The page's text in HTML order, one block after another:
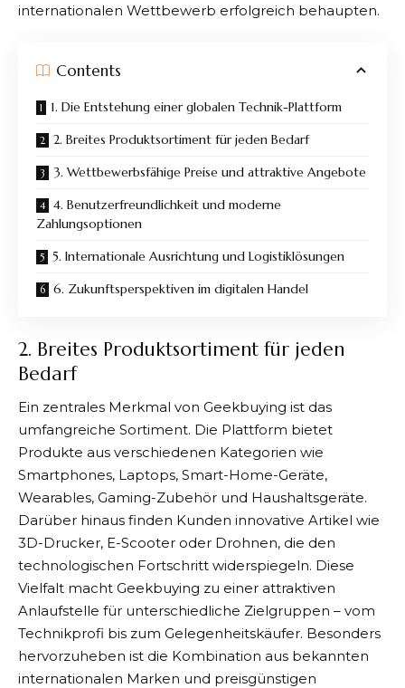
internationalen Wettbewerb erfolgreich behaupten.
Contents
1. Die Entstehung einer globalen Technik-Plattform
2. Breites Produktsortiment für jeden Bedarf
3. Wettbewerbsfähige Preise und attraktive Angebote
4. Benutzerfreundlichkeit und moderne
Zahlungsoptionen
5. Internationale Ausrichtung und Logistiklösungen
6. Zukunftsperspektiven im digitalen Handel
2. Breites Produktsortiment für jeden
Bedarf
Ein zentrales Merkmal von Geekbuying ist das
umfangreiche Sortiment. Die Plattform bietet
Produkte aus verschiedenen Kategorien wie
Smartphones, Laptops, Smart-Home-Geräte,
Wearables, Gaming-Zubehör und Haushaltsgeräte.
Darüber hinaus finden Kunden innovative Artikel wie
3D-Drucker, E-Scooter oder Drohnen, die den
technologischen Fortschritt widerspiegeln. Diese
Vielfalt macht Geekbuying zu einer attraktiven
Anlaufstelle für unterschiedliche Zielgruppen – vom
Technikprofi bis zum Gelegenheitskäufer. Besonders
hervorzuheben ist die Kombination aus bekannten
internationalen Marken und preisgünstigen